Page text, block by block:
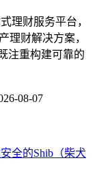
理财服务平台，
理财解决方案，
注重构建可靠的
08-07